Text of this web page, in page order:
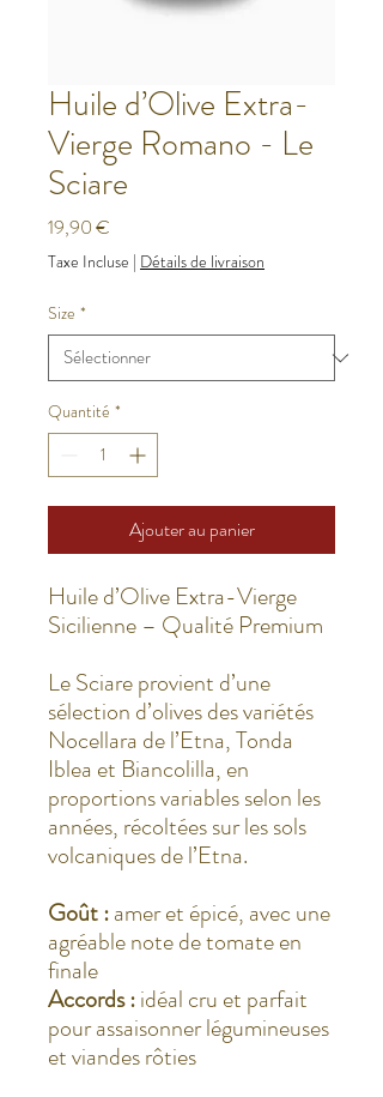
Huile d’Olive Extra-
Vierge Romano - Le
Sciare
19,90 €
Taxe Incluse | Détails de livraison
Size *
Quantité *
Ajouter au panier
Huile d’Olive Extra-Vierge
Sicilienne – Qualité Premium
Le Sciare provient d’une
sélection d’olives des variétés
Nocellara de l’Etna, Tonda
Iblea et Biancolilla, en
proportions variables selon les
années, récoltées sur les sols
volcaniques de l’Etna.
Goût :amer et épicé, avec une
agréable note de tomate en
finale
Accords :idéal cru et parfait
pour assaisonner légumineuses
et viandes rôties